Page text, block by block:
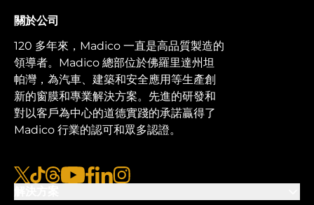
關於公司
120 多年來，Madico 一直是高品質製造的
領導者。Madico 總部位於佛羅里達州坦
帕灣，為汽車、建築和安全應用等生產創
新的窗膜和專業解決方案。先進的研發和
對以客戶為中心的道德實踐的承諾贏得了
Madico 行業的認可和眾多認證。